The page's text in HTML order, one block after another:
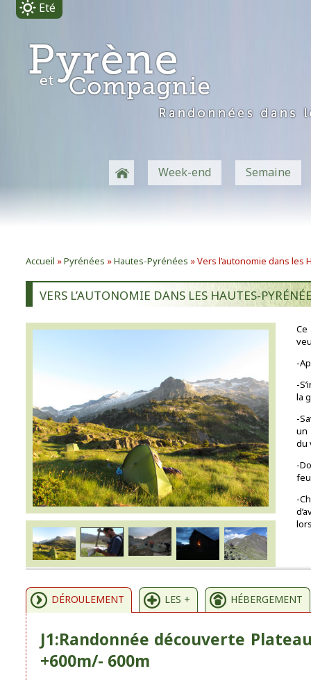
- Week-end Semaine
Accueil »Pyrénées »Hautes-Pyrénées »Vers l’autonomie dans les
VERS L’AUTONOMIE DANS LES HAUTES-
-
-
la
-
un
du
-
-
DÉROULEMENT LES + HÉBERGEMENT
J1:Randonnée découverte
+600m/- 600m
Eté